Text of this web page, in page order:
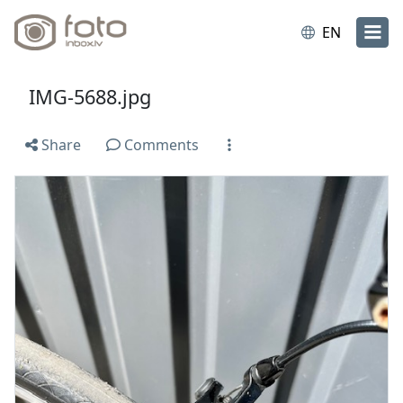
EN
IMG-5688.jpg
Share Comments